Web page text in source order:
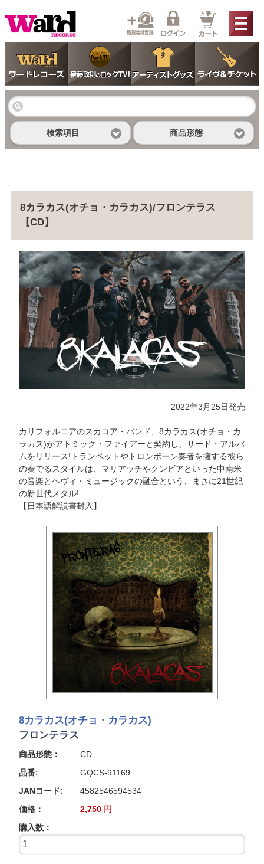
検索項目 商品形態
8カラカス(オチョ・カラカス)/フロンテラス
【CD】
2022年3月25日発売
カリフォルニアのスカコア・バンド、8カラカス(オチョ・カ
ラカス)がアトミック・ファイアーと契約し、サード・アルバ
ムをリリース!トランペットやトロンボーン奏者を擁する彼ら
の奏でるスタイルは、マリアッチやクンビアといった中南米
の音楽とヘヴィ・ミュージックの融合という、まさに21世紀
の新世代メタル!
【日本語解説書封入】
8カラカス(オチョ・カラカス)
フロンテラス
商品形態：
CD
品番:
GQCS-91169
JANコード:
4582546594534
価格：
2,750 円
購入数：